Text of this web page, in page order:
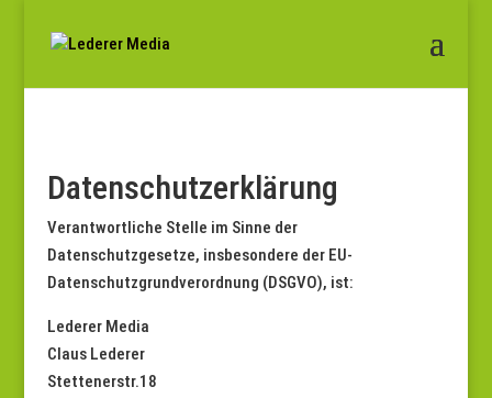
Datenschutzerklärung
Verantwortliche Stelle im Sinne der
Datenschutzgesetze, insbesondere der EU-
Datenschutzgrundverordnung (DSGVO), ist:
Lederer Media
Claus Lederer
Stettenerstr.18